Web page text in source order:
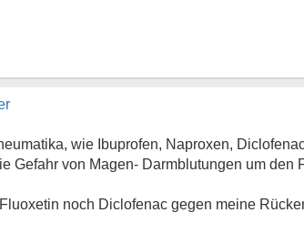
wie Ibuprofen, Naproxen,
Gefahr von Magen- Darmblutungen um den
noch Diclofenac gegen meine